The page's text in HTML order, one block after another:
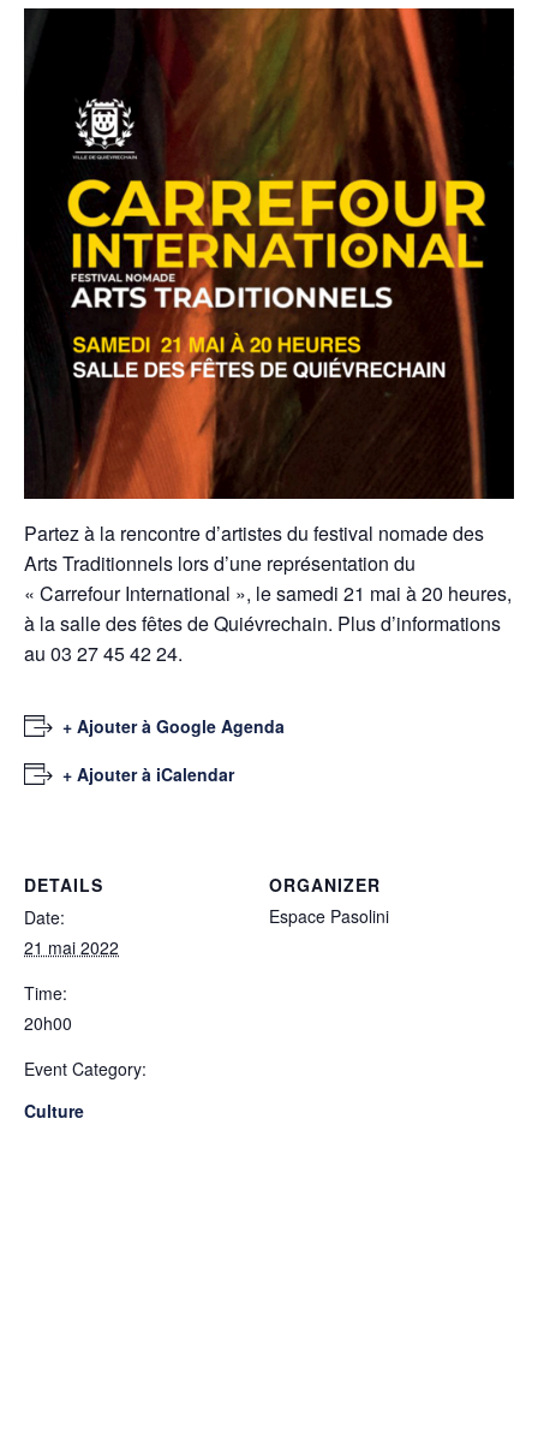
Partez à la rencontre d’artistes du festival nomade des
Arts Traditionnels lors d’une représentation du
« Carrefour International », le samedi 21 mai à 20 heures,
à la salle des fêtes de Quiévrechain. Plus d’informations
au 03 27 45 42 24.
+ Ajouter à Google Agenda
+ Ajouter à iCalendar
DETAILS
Date:
21 mai 2022
Time:
20h00
Event Category:
Culture
ORGANIZER
Espace Pasolini